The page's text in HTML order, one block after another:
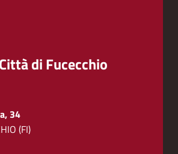
Città di Fucecchio
34
(FI)